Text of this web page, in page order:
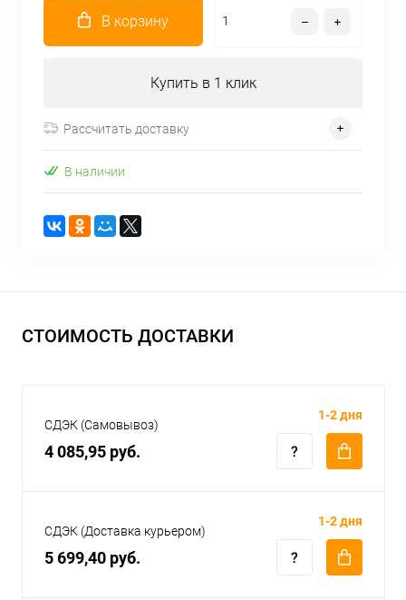
В корзину
Купить в 1 клик
Рассчитать доставку
В наличии
СТОИМОСТЬ ДОСТАВКИ
СДЭК (Самовывоз)
4 085,95 руб.
1-2 дня
СДЭК (Доставка курьером)
5 699,40 руб.
1-2 дня